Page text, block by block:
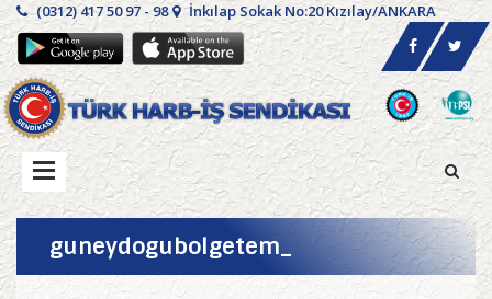
(0312) 417 50 97 - 98 İnkılap Sokak No:20 Kızılay/ANKARA
guneydogubolgetem_